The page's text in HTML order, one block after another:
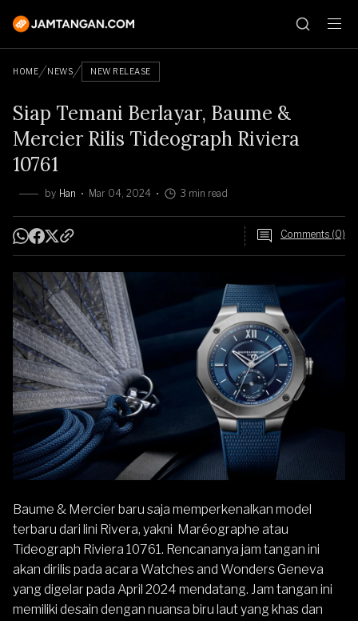
HOME NEWS NEW RELEASE
Siap Temani Berlayar, Baume &
Mercier Rilis Tideograph Riviera
10761
by Han Mar 04, 2024 3 min read
Comments (0)
Baume & Mercier baru saja memperkenalkan model
terbaru dari lini Rivera, yakni Maréographe atau
Tideograph Riviera 10761. Rencananya jam tangan ini
akan dirilis pada acara Watches and Wonders Geneva
yang digelar pada April 2024 mendatang. Jam tangan ini
memiliki desain dengan nuansa biru laut yang khas dan